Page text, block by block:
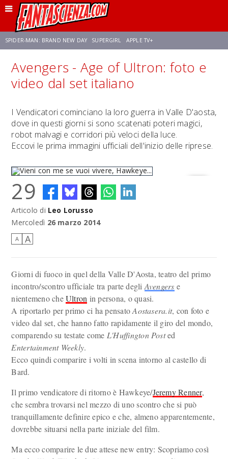
SPIDER-MAN: BRAND NEW DAY SUPERGIRL APPLE TV+
FRANCO RICCIARDIELLO ZENDAYA STAR TREK AVENGERS: DOOMSDAY
Avengers - Age of Ultron: foto e
video dal set italiano
I Vendicatori cominciano la loro guerra in Valle D'aosta,
dove in questi giorni si sono scatenati poteri magici,
robot malvagi e corridori più veloci della luce.
Eccovi le prima immagini ufficiali dell'inizio delle riprese.
Vieni con me se vuoi vivere, Hawkeye...
29
Articolo di Leo Lorusso
Mercoledì 26 marzo 2014
A A
Giorni di fuoco in quel della Valle D'Aosta, teatro del primo
incontro/scontro ufficiale tra parte degli Avengers e
nientemeno cheUltron in persona, o quasi.
A riportarlo per primo ci ha pensatoAostasera.it, con foto e
video dal set, che hanno fatto rapidamente il giro del mondo,
comparendo su testate come L'Huffington Posted
Entertainment Weekly.
Ecco quindi comparire i volti in scena intorno al castello di
Bard.
Il primo vendicatore di ritorno è Hawkeye/Jeremy Renner,
che sembra trovarsi nel mezzo di uno scontro che si può
tranquillamente definire epico e che, almeno apparentemente,
dovrebbe situarsi nella parte iniziale del film.
Ma ecco comparire le due attese new entry: Scopriamo così